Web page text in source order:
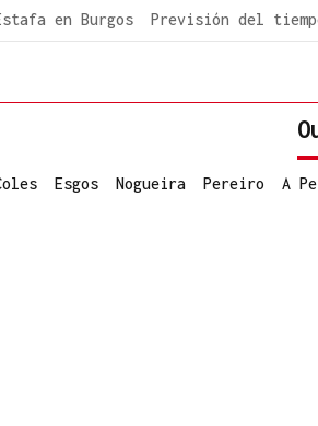
en Burgos Previsión del
Esgos Nogueira Pereiro A